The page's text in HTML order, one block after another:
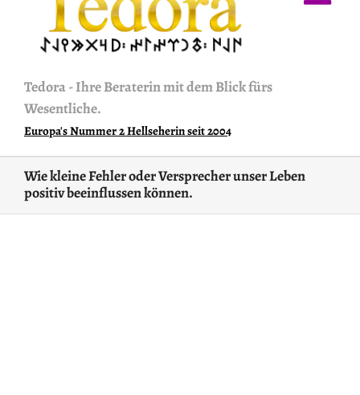
Tedora-Ihre Beraterin mit dem Blick fürs
Wesentliche.
Europa's Nummer 2 Hellseherin seit 2004
Wie kleine Fehler oder Versprecher unser Leben
positiv beeinflussen können.